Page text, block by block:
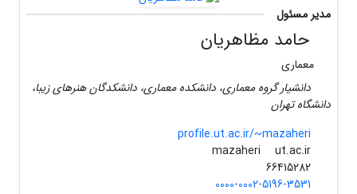
مدیر مسئول
حامد مظاهریان
معماری
دانشیار گروه معماری، دانشکده معماری، دانشکدگان هنرهای زیبا،
دانشگاه تهران
profile.ut.ac.ir/~mazaheri
mazaheri
ut.ac.ir
66415282
0000-0002-5196-3531